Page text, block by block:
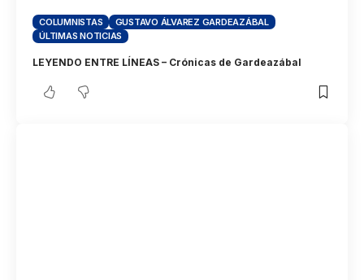
COLUMNISTAS
GUSTAVO ÁLVAREZ GARDEAZÁBAL
ÚLTIMAS NOTICIAS
LEYENDO ENTRE LÍNEAS – Crónicas de Gardeazábal